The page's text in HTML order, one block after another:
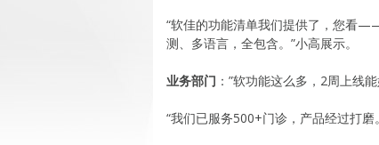
“软佳的功能清单我们提供了，您看
测、多语言，全包含。”小高展示。
业务部门 ：”软功能这么多，2周上线
“我们已服务500+门诊，产品经过打